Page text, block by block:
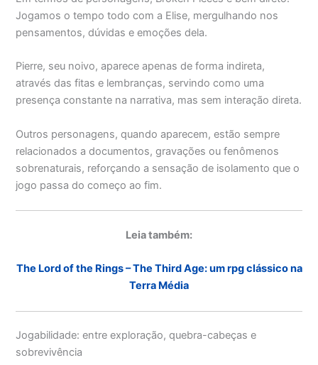
Jogamos o tempo todo com a Elise, mergulhando nos
pensamentos, dúvidas e emoções dela.
Pierre, seu noivo, aparece apenas de forma indireta,
através das fitas e lembranças, servindo como uma
presença constante na narrativa, mas sem interação direta.
Outros personagens, quando aparecem, estão sempre
relacionados a documentos, gravações ou fenômenos
sobrenaturais, reforçando a sensação de isolamento que o
jogo passa do começo ao fim.
Leia também:
The Lord of the Rings – The Third Age: um rpg clássico na
Terra Média
Jogabilidade: entre exploração, quebra-cabeças e
sobrevivência